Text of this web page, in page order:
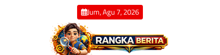
Jum, Agu 7, 2026